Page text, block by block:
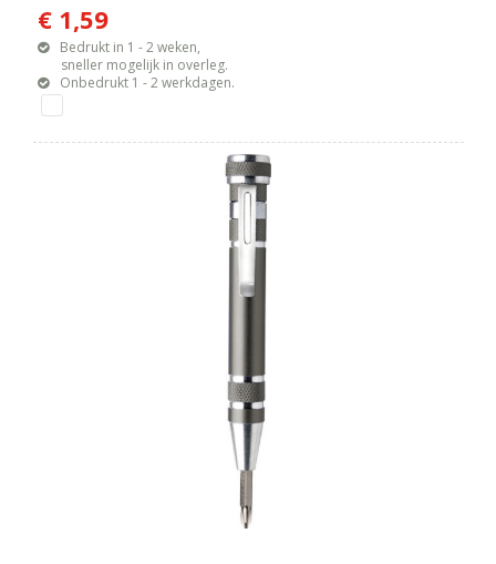
€ 1,59
Bedrukt in 1 - 2 weken,
sneller mogelijk in overleg.
Onbedrukt 1 - 2 werkdagen.